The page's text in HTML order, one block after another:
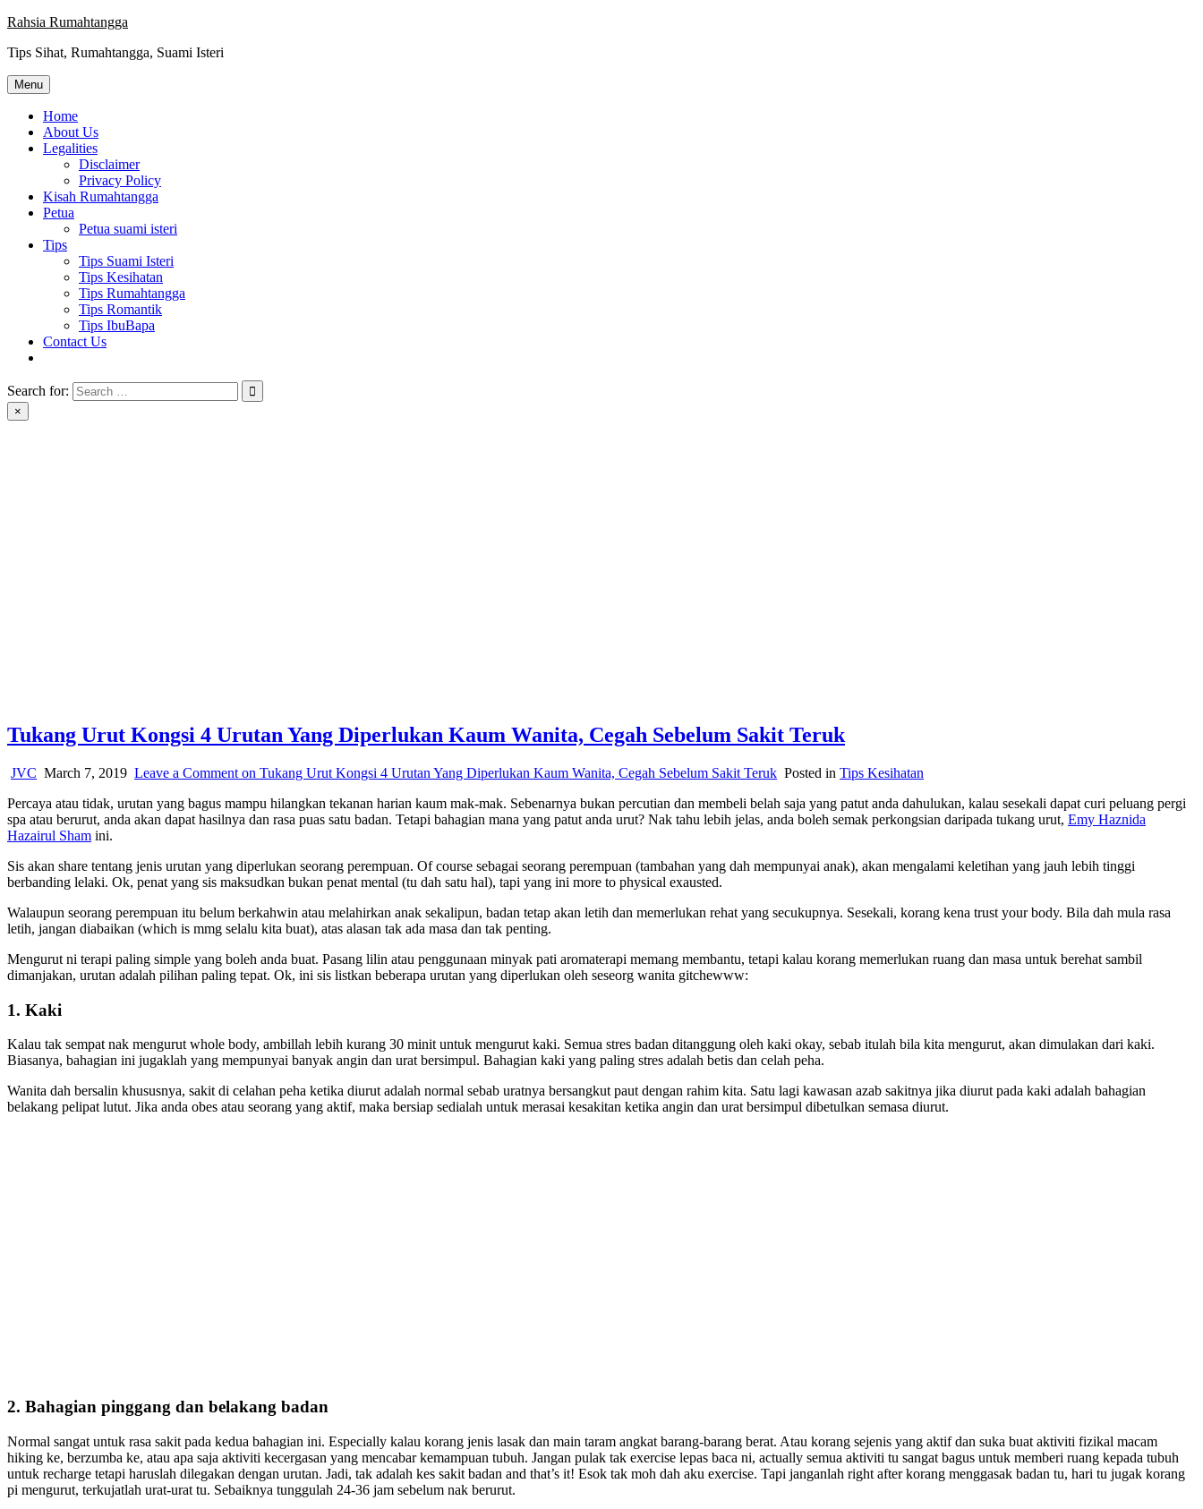
Skip
content
Rahsia Rumahtangga
Tips Sihat, Rumahtangga, Suami Isteri
Menu
Home
About Us
Legalities
Disclaimer
Privacy Policy
Kisah Rumahtangga
Petua
Petua suami isteri
Tips
Tips Suami Isteri
Tips Kesihatan
Tips Rumahtangga
Tips Romantik
Tips IbuBapa
Contact Us
Search for:
×
Tukang Urut Kongsi 4 Urutan Yang Diperlukan Kaum Wanita, Cegah Sebelum Sakit Teruk
JVC March 7, 2019 Leave a Comment on Tukang Urut Kongsi 4 Urutan Yang Diperlukan Kaum Wanita, Cegah Sebelum Sakit Teruk Posted in Tips Kesihatan
Percaya atau tidak, urutan yang bagus mampu hilangkan tekanan harian kaum mak-mak. Sebenarnya bukan percutian dan membeli belah saja yang patut anda dahulukan, kalau sesekali dapat curi peluang pergi
spa atau berurut, anda akan dapat hasilnya dan rasa puas satu badan. Tetapi bahagian mana yang patut anda urut? Nak tahu lebih jelas, anda boleh semak perkongsian daripada tukang urut, Emy Haznida
Hazairul Sham ini.
Sis akan share tentang jenis urutan yang diperlukan seorang perempuan. Of course sebagai seorang perempuan (tambahan yang dah mempunyai anak), akan mengalami keletihan yang jauh lebih tinggi
berbanding lelaki. Ok, penat yang sis maksudkan bukan penat mental (tu dah satu hal), tapi yang ini more to physical exausted.
Walaupun seorang perempuan itu belum berkahwin atau melahirkan anak sekalipun, badan tetap akan letih dan memerlukan rehat yang secukupnya. Sesekali, korang kena trust your body. Bila dah mula rasa
letih, jangan diabaikan (which is mmg selalu kita buat), atas alasan tak ada masa dan tak penting.
Mengurut ni terapi paling simple yang boleh anda buat. Pasang lilin atau penggunaan minyak pati aromaterapi memang membantu, tetapi kalau korang memerlukan ruang dan masa untuk berehat sambil
dimanjakan, urutan adalah pilihan paling tepat. Ok, ini sis listkan beberapa urutan yang diperlukan oleh seseorg wanita gitchewww:
1. Kaki
Kalau tak sempat nak mengurut whole body, ambillah lebih kurang 30 minit untuk mengurut kaki. Semua stres badan ditanggung oleh kaki okay, sebab itulah bila kita mengurut, akan dimulakan dari kaki.
Biasanya, bahagian ini jugaklah yang mempunyai banyak angin dan urat bersimpul. Bahagian kaki yang paling stres adalah betis dan celah peha.
Wanita dah bersalin khususnya, sakit di celahan peha ketika diurut adalah normal sebab uratnya bersangkut paut dengan rahim kita. Satu lagi kawasan azab sakitnya jika diurut pada kaki adalah bahagian
belakang pelipat lutut. Jika anda obes atau seorang yang aktif, maka bersiap sedialah untuk merasai kesakitan ketika angin dan urat bersimpul dibetulkan semasa diurut.
2. Bahagian pinggang dan belakang badan
Normal sangat untuk rasa sakit pada kedua bahagian ini. Especially kalau korang jenis lasak dan main taram angkat barang-barang berat. Atau korang sejenis yang aktif dan suka buat aktiviti fizikal macam
hiking ke, berzumba ke, atau apa saja aktiviti kecergasan yang mencabar kemampuan tubuh. Jangan pulak tak exercise lepas baca ni, actually semua aktiviti tu sangat bagus untuk memberi ruang kepada tubuh
untuk recharge tetapi haruslah dilegakan dengan urutan. Jadi, tak adalah kes sakit badan and that’s it! Esok tak moh dah aku exercise. Tapi janganlah right after korang menggasak badan tu, hari tu jugak korang
pi mengurut, terkujatlah urat-urat tu. Sebaiknya tunggulah 24-36 jam sebelum nak berurut.